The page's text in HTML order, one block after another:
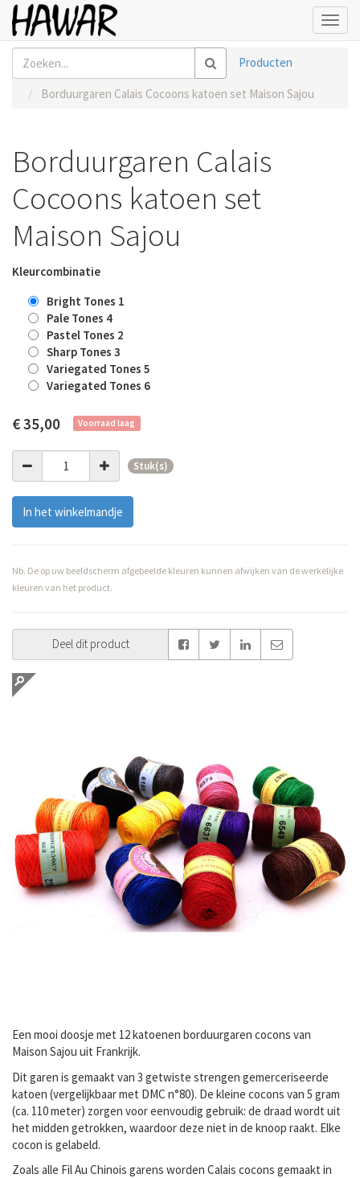
Producten
Borduurgaren Calais Cocoons katoen set Maison Sajou
Borduurgaren Calais
Cocoons katoen set
Maison Sajou
Kleurcombinatie
Bright Tones 1
Pale Tones 4
Pastel Tones 2
Sharp Tones 3
Variegated Tones 5
Variegated Tones 6
€35,00 Voorraad laag
Stuk(s)
In het winkelmandje
Nb. De op uw beeldscherm afgebeelde kleuren kunnen afwijken van de werkelijke
kleuren van het product.
Deel dit product
Een mooi doosje met 12 katoenen borduurgaren cocons van
Maison Sajou uit Frankrijk.
Dit garen is gemaakt van 3 getwiste strengen gemerceriseerde
katoen (vergelijkbaar met DMC n°80). De kleine cocons van 5 gram
(ca. 110 meter) zorgen voor eenvoudig gebruik: de draad wordt uit
het midden getrokken, waardoor deze niet in de knoop raakt. Elke
cocon is gelabeld.
Zoals alle Fil Au Chinois garens worden Calais cocons gemaakt in